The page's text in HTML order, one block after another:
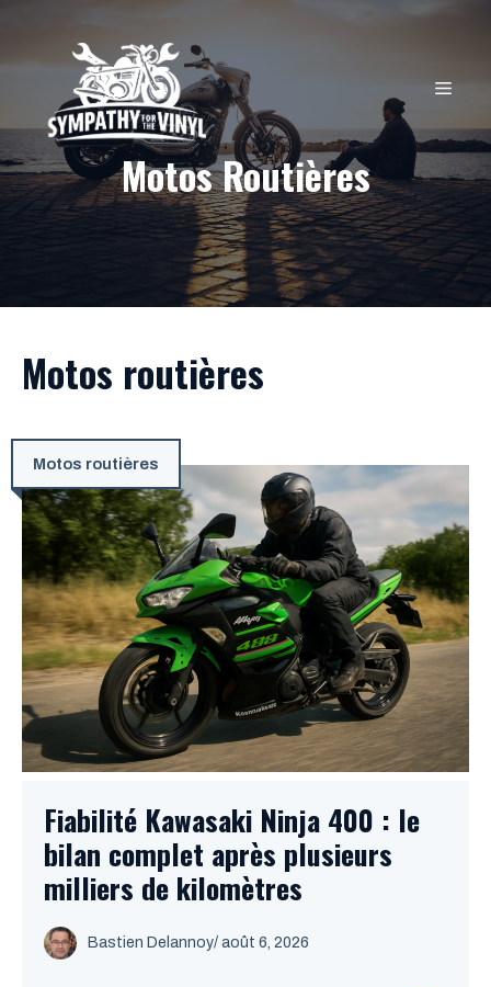
Motos Routières
Motos routières
Motos routières
Fiabilité Kawasaki Ninja 400 : le
bilan complet après plusieurs
milliers de kilomètres
Bastien Delannoy/ août 6, 2026